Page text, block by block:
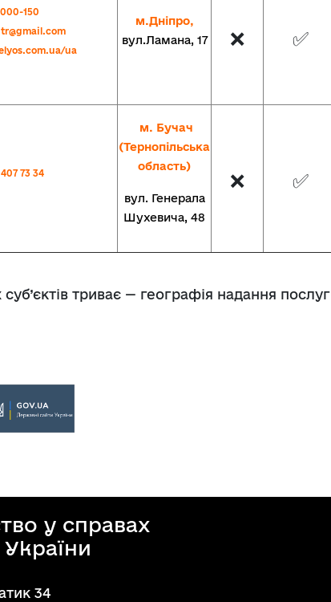
150
ua
м.Дніпро,
вул.Ламана, 17
❌ ✅
73 34
м. Бучач
(Тернопільська
область)
вул. Генерала
Шухевича, 48
❌ ✅
триває — географія надання послуг
у справах
України
34